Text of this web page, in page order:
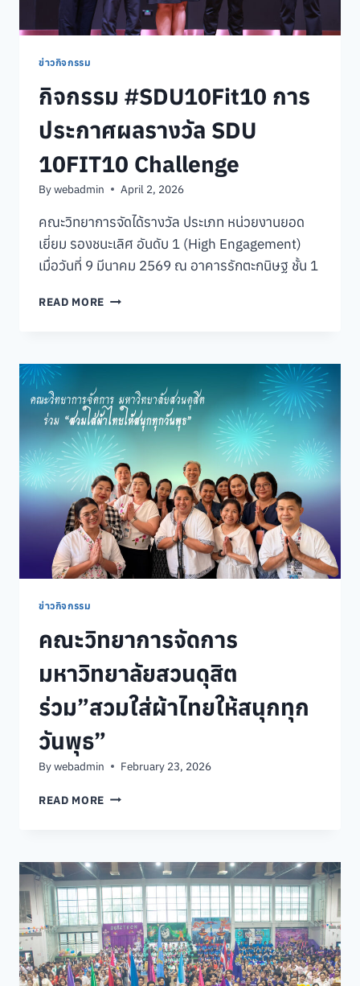
พลัง
ใจ
การ
ดูแล
ตัว
และ
ความ
ปลอดภัย
สัมพันธ์
และ
สังคม
ข่าวกิจกรรม
กิจกรรม #SDU10Fit10 การ
ประกาศผลรางวัล SDU
10FIT10 Challenge
Bywebadmin April 2, 2026
คณะวิทยาการจัดได้รางวัล ประเภท หน่วยงานยอด
เยี่ยม รองชนะเลิศ อันดับ 1 (High Engagement)
เมื่อวันที่ 9 มีนาคม 2569 ณ อาคารรักตะกนิษฐ ชั้น 1
READ MORE กิจกรรม
ผล
SDU
10FIT10
CHALLENGE
ข่าวกิจกรรม
คณะวิทยาการจัดการ
มหาวิทยาลัยสวนดุสิต
ร่วม”สวมใส่ผ้าไทยให้สนุกทุก
วันพุธ”
Bywebadmin February 23, 2026
READ MORE คณะ
สวนดุสิต
ร่วม”สวม
ใส่
ผ้า
ไทย
ให้
สนุก
ทุก